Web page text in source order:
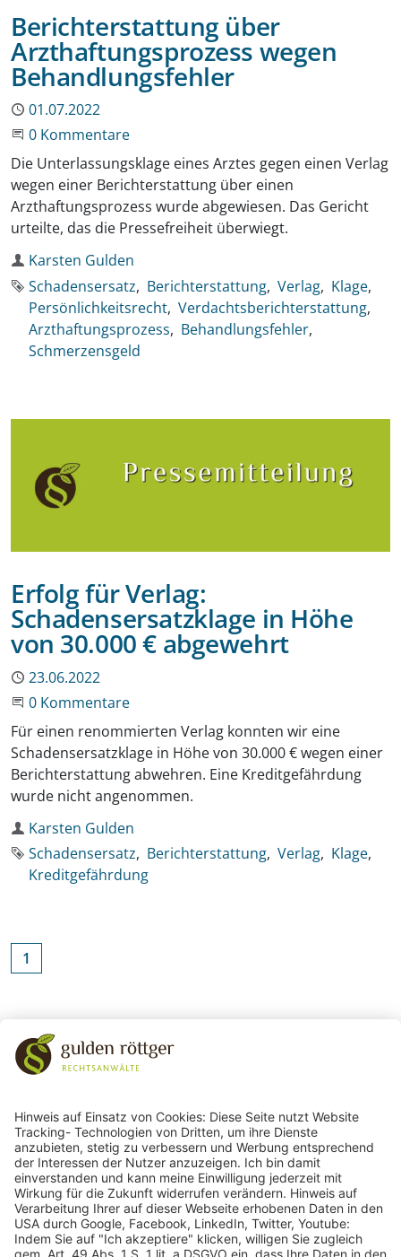
Berichterstattung über
Arzthaftungsprozess wegen
Behandlungsfehler
Publiziert
01.07.2022
Beginne eine Unterhaltung
0 Kommentare
Die Unterlassungsklage eines Arztes gegen einen Verlag
wegen einer Berichterstattung über einen
Arzthaftungsprozess wurde abgewiesen. Das Gericht
urteilte, das die Pressefreiheit überwiegt.
Autor
Karsten Gulden
Schlagworte
Schadensersatz Berichterstattung Verlag Klage
Persönlichkeitsrecht Verdachtsberichterstattung
Arzthaftungsprozess
Behandlungsfehler
Schmerzensgeld
Erfolg für Verlag:
Schadensersatzklage in Höhe
von 30.000 € abgewehrt
Publiziert
23.06.2022
Beginne eine Unterhaltung
0 Kommentare
Für einen renommierten Verlag konnten wir eine
Schadensersatzklage in Höhe von 30.000 € wegen einer
Berichterstattung abwehren. Eine Kreditgefährdung
wurde nicht angenommen.
Autor
Karsten Gulden
Schlagworte
Schadensersatz Berichterstattung Verlag Klage
Kreditgefährdung
1
Zurück zu den Schlagworten
gulden röttger rechtsanwälte